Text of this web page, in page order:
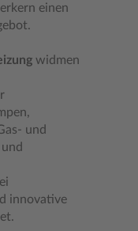
einen
widmen
und
innovative